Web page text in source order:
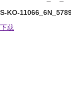
S-KO-
下载